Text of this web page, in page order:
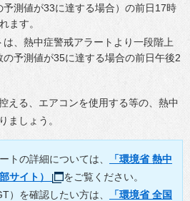
測値が33に達する場合）の前日17時
ます。
、熱中症警戒アラートより一段階上
予測値が35に達する場合の前日午後2
える、エアコンを使用する等の、熱中
ましょう。
トの詳細については、
「環境省 熱中
サイト）
をご覧ください。
）を確認したい方は、
「環境省 全国